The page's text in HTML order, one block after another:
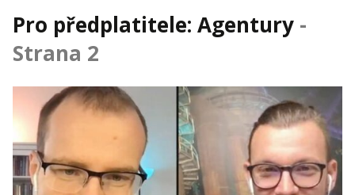
Solo
Akce
Inzerce
O mně
Přihlášení
Pro předplatitele: Agentury -
Strana 2